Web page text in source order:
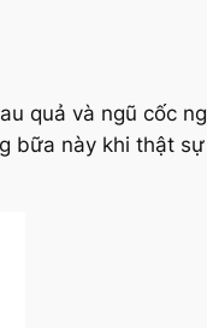
quả và ngũ cốc
bữa này khi thật